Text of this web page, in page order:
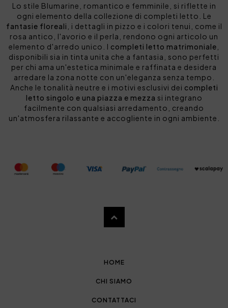
Lo stile Blumarine, romantico e femminile, si riflette in
ogni elemento della collezione di completi letto. Le
fantasie floreali , i dettagli in pizzo e i colori tenui, come il
rosa antico, l'avorio e il perla, rendono ogni articolo un
elemento d'arredo unico. I completi letto matrimoniale
disponibili sia in tinta unita che a fantasia, sono perfetti
per chi ama un'estetica minimale e raffinata e desidera
arredare la zona notte con un'eleganza senza tempo.
Anche le tonalità neutre e i motivi esclusivi dei completi
letto singolo e una piazza e mezza si integrano
facilmente con qualsiasi arredamento, creando
un'atmosfera rilassante e accogliente in ogni ambiente.
HOME
CHI SIAMO
CONTATTACI